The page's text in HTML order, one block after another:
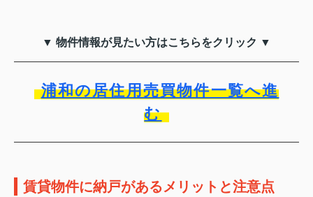
▼ 物件情報が見たい方はこちらをクリック ▼
浦和の居住用売買物件一覧へ進
む
賃貸物件に納戸があるメリットと注意点